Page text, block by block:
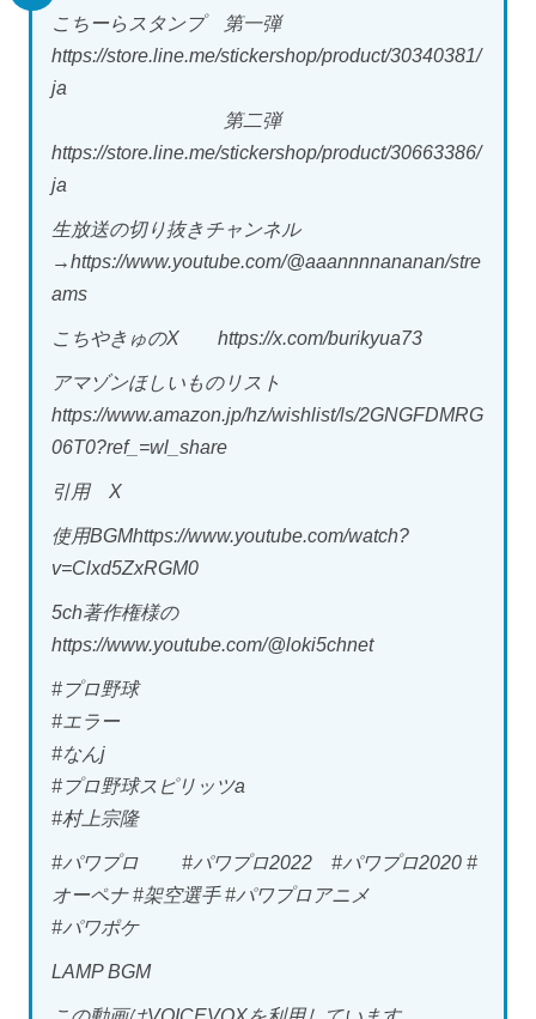
こちーらスタンプ 第一弾
https://store.line.me/stickershop/product/30340381/
ja
第二弾
https://store.line.me/stickershop/product/30663386/
ja
生放送の切り抜きチャンネル
→https://www.youtube.com/@aaannnnananan/stre
ams
こちやきゅのX https://x.com/burikyua73
アマゾンほしいものリスト
https://www.amazon.jp/hz/wishlist/ls/2GNGFDMRG
06T0?ref_=wl_share
引用 X
使用BGMhttps://www.youtube.com/watch?
v=Clxd5ZxRGM0
5ch著作権様の
https://www.youtube.com/@loki5chnet
#プロ野球
#エラー
#なんj
#プロ野球スピリッツa
#村上宗隆
#パワプロ #パワプロ2022 #パワプロ2020 #
オーペナ #架空選手 #パワプロアニメ
#パワポケ
LAMP BGM